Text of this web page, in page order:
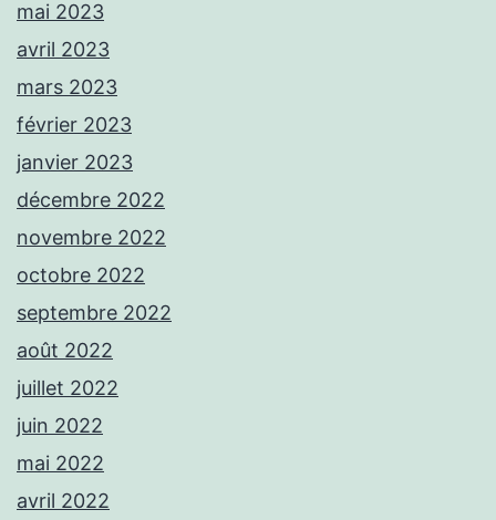
mai 2023
avril 2023
mars 2023
février 2023
janvier 2023
décembre 2022
novembre 2022
octobre 2022
septembre 2022
août 2022
juillet 2022
juin 2022
mai 2022
avril 2022